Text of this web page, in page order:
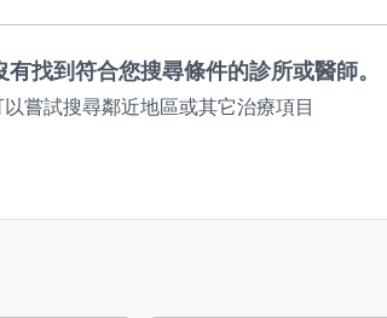
有找到符合您搜尋條件的診所或醫師。
以嘗試搜尋鄰近地區或其它治療項目